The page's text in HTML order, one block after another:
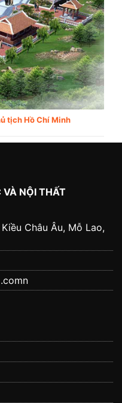
tịch Hồ Chí Minh
VÀ NỘI THẤT
Châu Âu, Mỗ Lao,